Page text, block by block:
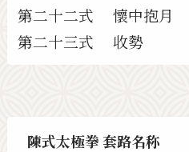
第二十二式 懷中抱月
第二十三式 收勢
陳式太極拳 套路名称